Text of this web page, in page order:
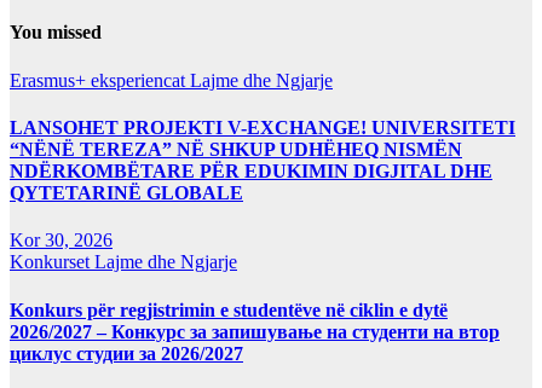
You missed
Erasmus+ eksperiencat Lajme dhe Ngjarje
LANSOHET PROJEKTI V-EXCHANGE! UNIVERSITETI
“NËNË TEREZA” NË SHKUP UDHËHEQ NISMËN
NDËRKOMBËTARE PËR EDUKIMIN DIGJITAL DHE
QYTETARINË GLOBALE
Kor 30, 2026
Konkurset Lajme dhe Ngjarje
Konkurs për regjistrimin e studentëve në ciklin e dytë
2026/2027 – Конкурс за запишување на студенти на втор
циклус студии за 2026/2027